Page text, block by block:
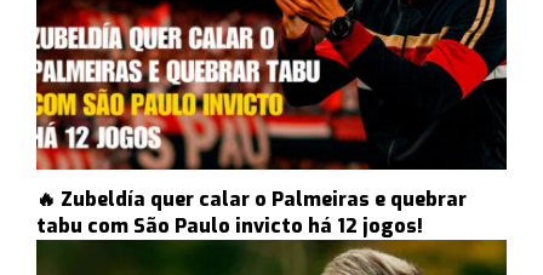
🔥 Zubeldía quer calar o Palmeiras e quebrar
tabu com São Paulo invicto há 12 jogos!